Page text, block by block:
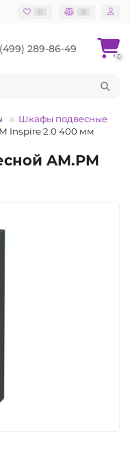
0 0
289-86-49
0
Шкафы подвесные
Inspire 2.0 400 мм
AM.PM